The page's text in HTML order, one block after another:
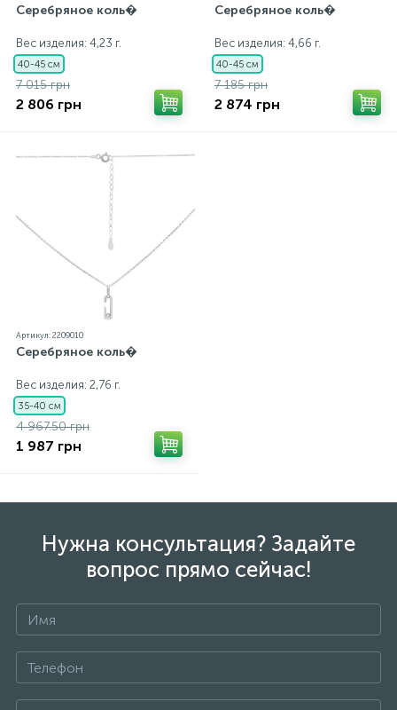
Серебряное коль�
Вес изделия: 4,23 г.
40-45 см
7 015 грн
2 806 грн
Серебряное коль�
Вес изделия: 4,66 г.
40-45 см
7 185 грн
2 874 грн
Артикул: 2209010
Серебряное коль�
Вес изделия: 2,76 г.
35-40 см
4 967.50 грн
1 987 грн
Нужна консультация? Задайте
вопрос прямо сейчас!